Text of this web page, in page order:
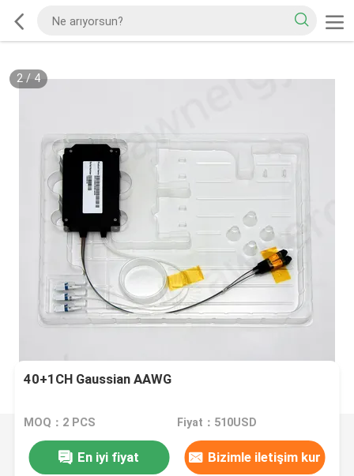
2/ 4
40+1CH Gaussian AAWG
MOQ：2 PCS Fiyat：510USD
En iyi fiyat Bizimle iletişim kur